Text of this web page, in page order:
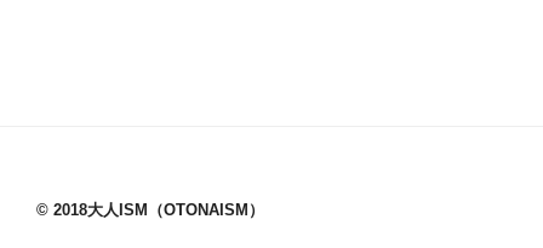
© 2018大人ISM（OTONAISM）